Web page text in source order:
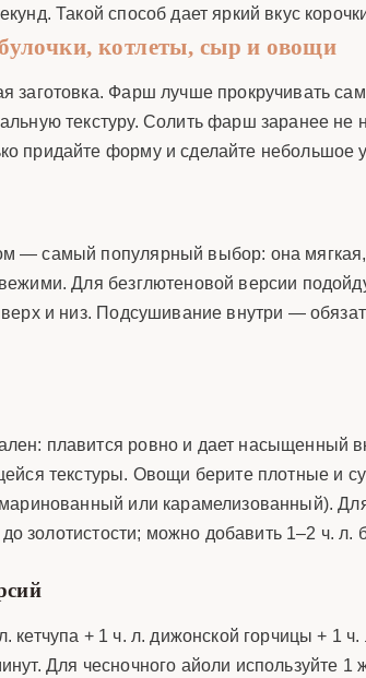
Такой способ дает яркий вкус
котлеты, сыр и овощи
заготовка. Фарш лучше прокручивать
текстуру. Солить фарш заранее не
придайте форму и сделайте небольшое
— самый популярный выбор: она
Для безглютеновой версии
и низ. Подсушивание внутри —
плавится ровно и дает насыщенный
текстуры. Овощи берите плотные и
или карамелизованный).
золотистости; можно добавить 1–2 ч. л.
кетчупа + 1 ч. л. дижонской горчицы + 1
Для чесночного айоли используйте